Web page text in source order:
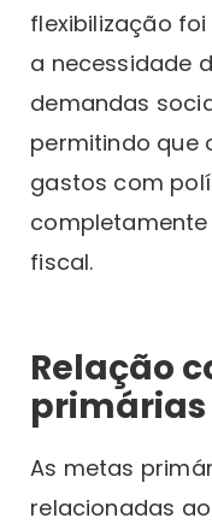
flexibilização
a necessidade
demandas
permitindo que
gastos com
fiscal.
Relação
primárias
As metas
relacionadas